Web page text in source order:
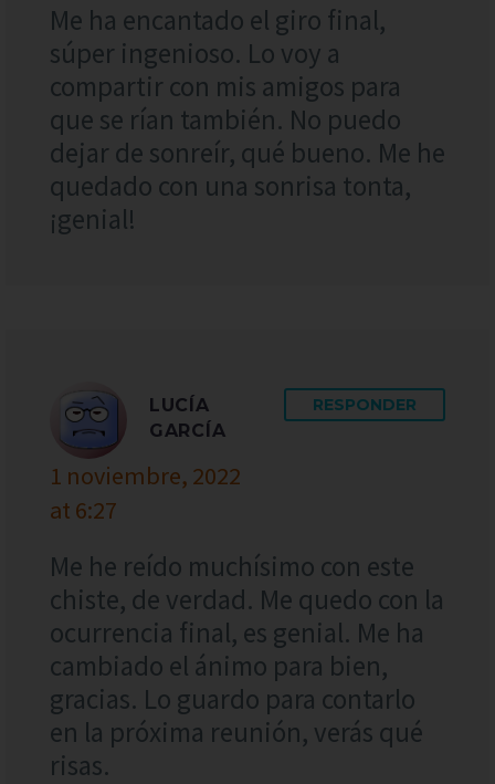
Me ha encantado el giro final,
súper ingenioso. Lo voy a
compartir con mis amigos para
que se rían también. No puedo
dejar de sonreír, qué bueno. Me he
quedado con una sonrisa tonta,
¡genial!
LUCÍA
GARCÍA
1 noviembre, 2022
at 6:27
RESPONDER
Me he reído muchísimo con este
chiste, de verdad. Me quedo con la
ocurrencia final, es genial. Me ha
cambiado el ánimo para bien,
gracias. Lo guardo para contarlo
en la próxima reunión, verás qué
risas.